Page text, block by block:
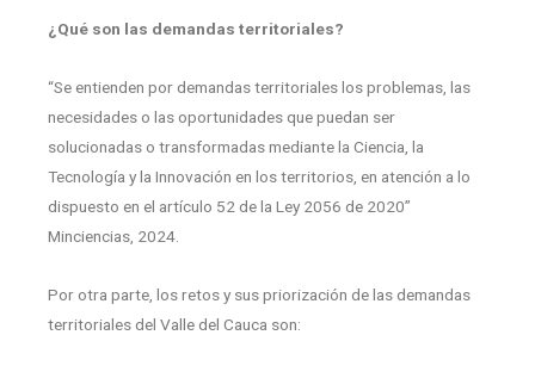
¿Qué son las demandas territoriales?
“Se entienden por demandas territoriales los problemas, las
necesidades o las oportunidades que puedan ser
solucionadas o transformadas mediante la Ciencia, la
Tecnología y la Innovación en los territorios, en atención a lo
dispuesto en el artículo 52 de la Ley 2056 de 2020”
Minciencias, 2024.
Por otra parte, los retos y sus priorización de las demandas
territoriales del Valle del Cauca son: